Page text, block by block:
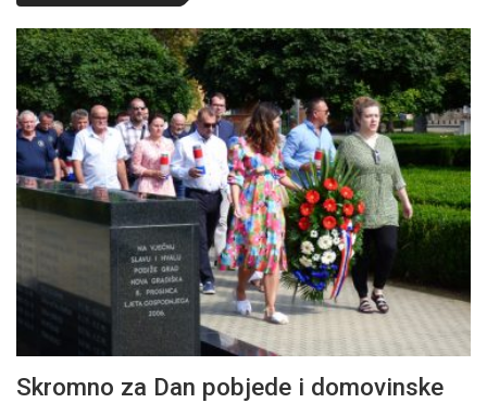
Skromno za Dan pobjede i domovinske